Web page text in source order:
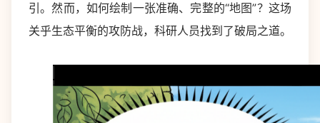
引。然而，如何绘制一张准确、完整的“地图”？这场
关乎生态平衡的攻防战，科研人员找到了破局之道。